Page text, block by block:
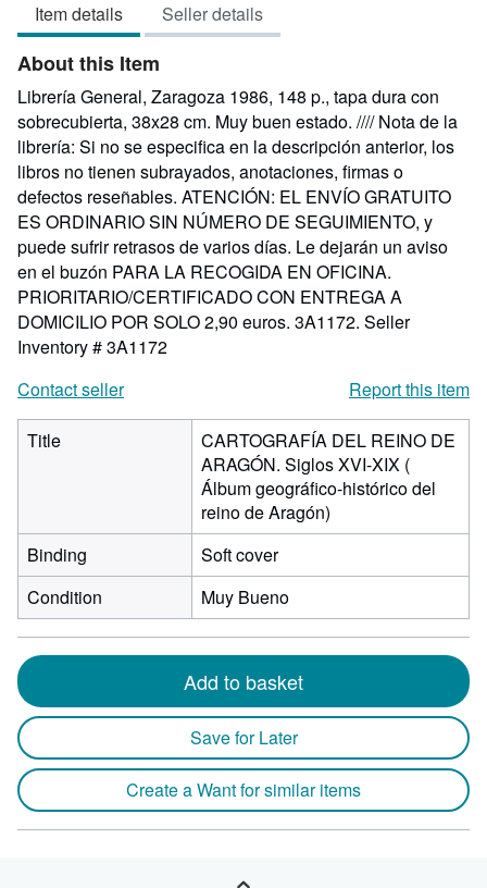
of
5
stars
Item details Seller details
About this Item
Librería General, Zaragoza 1986, 148 p., tapa dura con
sobrecubierta, 38x28 cm. Muy buen estado. //// Nota de la
librería: Si no se especifica en la descripción anterior, los
libros no tienen subrayados, anotaciones, firmas o
defectos reseñables. ATENCIÓN: EL ENVÍO GRATUITO
ES ORDINARIO SIN NÚMERO DE SEGUIMIENTO, y
puede sufrir retrasos de varios días. Le dejarán un aviso
en el buzón PARA LA RECOGIDA EN OFICINA.
PRIORITARIO/CERTIFICADO CON ENTREGA A
DOMICILIO POR SOLO 2,90 euros. 3A1172. Seller
Inventory # 3A1172
Contact seller
Report this item
Title
CARTOGRAFÍA DEL REINO DE
ARAGÓN. Siglos XVI-XIX (
Álbum geográfico-histórico del
reino de Aragón)
Binding
Soft cover
Condition
Muy Bueno
Add to basket
Save for Later
Create a Want for similar items